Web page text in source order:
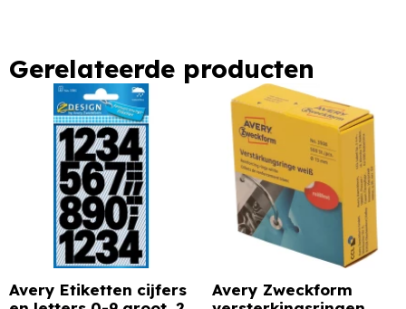
Gerelateerde producten
Avery Etiketten cijfers
Avery Zweckform